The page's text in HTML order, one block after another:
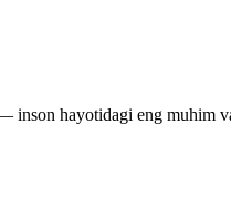
inson hayotidagi eng muhim